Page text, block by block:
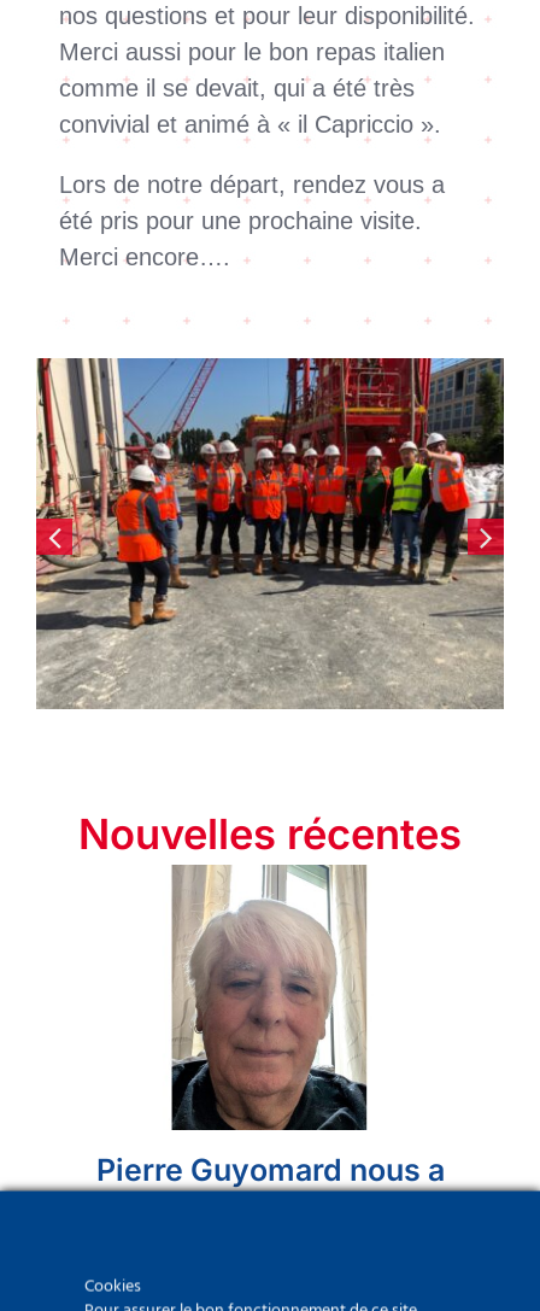
nos questions et pour leur disponibilité.
Merci aussi pour le bon repas italien
comme il se devait, qui a été très
convivial et animé à « il Capriccio ».
Lors de notre départ, rendez vous a
été pris pour une prochaine visite.
Merci encore….
Nouvelles récentes
Pierre Guyomard nous a
Cookies